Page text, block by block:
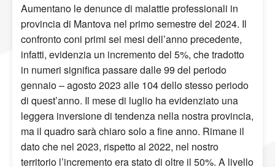
Aumentano le denunce di malattie professionali in
provincia di Mantova nel primo semestre del 2024. Il
confronto coni primi sei mesi dell’anno precedente,
infatti, evidenzia un incremento del 5%, che tradotto
in numeri significa passare dalle 99 del periodo
gennaio – agosto 2023 alle 104 dello stesso periodo
di quest’anno. Il mese di luglio ha evidenziato una
leggera inversione di tendenza nella nostra provincia,
ma il quadro sarà chiaro solo a fine anno. Rimane il
dato che nel 2023, rispetto al 2022, nel nostro
territorio l’incremento era stato di oltre il 50%. A livello